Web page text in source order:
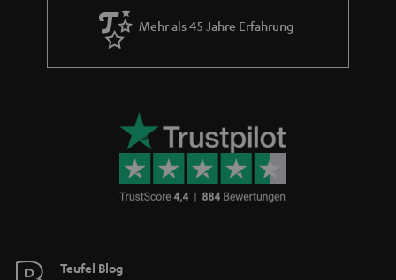
Mehr als 45 Jahre Erfahrung
Teufel Blog